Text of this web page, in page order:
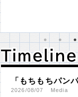
Ｔｉｍｅｌｉｎｅ
Ｔｉｍｅｌｉｎｅ
「もちもちパン
2026/08/07 Media